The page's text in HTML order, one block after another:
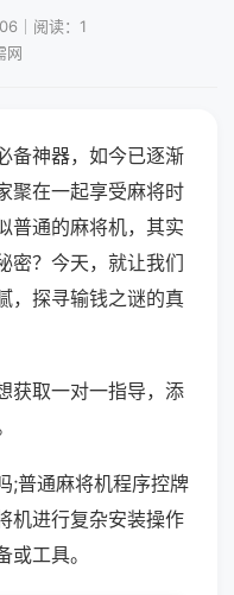
｜阅读：1
网
备神器，如今已逐渐
聚在一起享受麻将时
普通的麻将机，其实
密？今天，就让我们
，探寻输钱之谜的真
获取一对一指导，添
;普通麻将机程序控牌
机进行复杂安装操作
工具。